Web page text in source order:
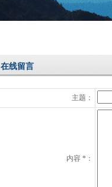
在线留言
主题：
内容 *：